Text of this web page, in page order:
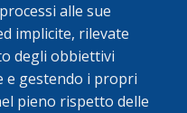
alle sue
implicite, rilevate
degli obbiettivi
e gestendo i propri
pieno rispetto delle